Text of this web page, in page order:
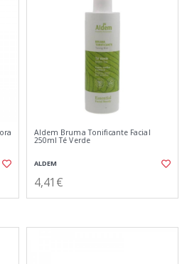
Aldem Bruma Tonificante Facial
250ml Té Verde
ALDEM
4,41€